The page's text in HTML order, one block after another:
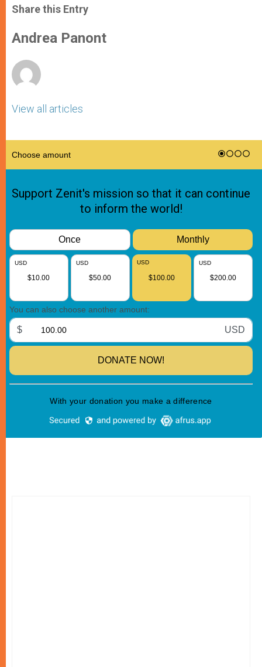
t
s
p
p
s
e
g
e
e
b
o
k
r
Share this Entry
Andrea Panont
View all articles